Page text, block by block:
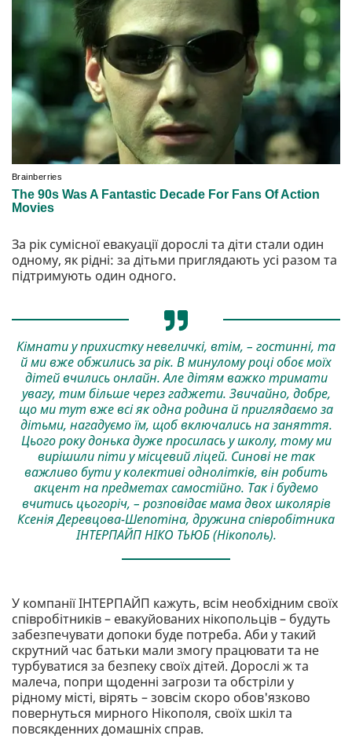
За рік сумісної евакуації дорослі та діти стали один
одному, як рідні: за дітьми приглядають усі разом та
підтримують один одного.
Кімнати у прихистку невеличкі, втім, – гостинні, та
й ми вже обжились за рік. В минулому році обоє моїх
дітей вчились онлайн. Але дітям важко тримати
увагу, тим більше через гаджети. Звичайно, добре,
що ми тут вже всі як одна родина й приглядаємо за
дітьми, нагадуємо їм, щоб включались на заняття.
Цього року донька дуже просилась у школу, тому ми
вирішили піти у місцевий ліцей. Синові не так
важливо бути у колективі однолітків, він робить
акцент на предметах самостійно. Так і будемо
вчитись цьогоріч, – розповідає мама двох школярів
Ксенія Деревцова-Шепотіна, дружина співробітника
ІНТЕРПАЙП НІКО ТЬЮБ (Нікополь).
У компанії ІНТЕРПАЙП кажуть, всім необхідним своїх
співробітників – евакуйованих нікопольців – будуть
забезпечувати допоки буде потреба. Аби у такий
скрутний час батьки мали змогу працювати та не
турбуватися за безпеку своїх дітей. Дорослі ж та
малеча, попри щоденні загрози та обстріли у
рідному місті, вірять – зовсім скоро обов'язково
повернуться мирного Нікополя, своїх шкіл та
повсякденних домашніх справ.